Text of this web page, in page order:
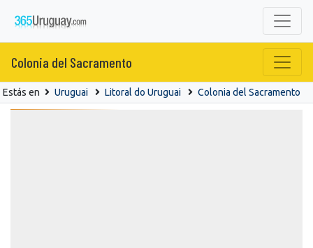
Colonia del Sacramento
Estás en Uruguai Litoral do Uruguai Colonia del Sacramento